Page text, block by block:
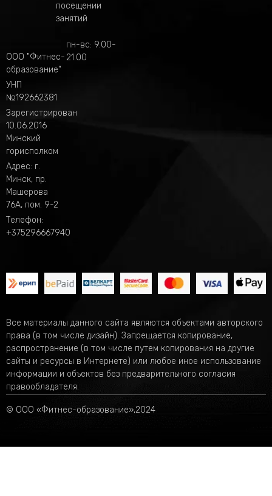
посещении
занятий
ООО "Фитнес-
образование"
УНП
№192662381
Зарегистрирован
10.06.2016
Минский
горисполком
Адрес: г.
Минск, пр.
Машерова
76А, пом. 9-2
Телефон:
+375296667940
пн-вс: 9.00-
21.00
Все материалы данного сайта являются объектами авторского
права (в том числе дизайн). Запрещается копирование,
распространение (в том числе путем копирования на другие
сайты и ресурсы в Интернете) или любое иное использование
информации и объектов без предварительного согласия
правообладателя.
© ООО «Фитнес-образование»,2024